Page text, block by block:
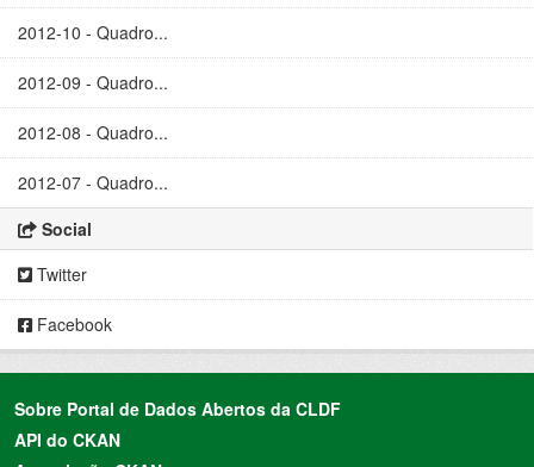
2012-10 - Quadro...
2012-09 - Quadro...
2012-08 - Quadro...
2012-07 - Quadro...
Social
Twitter
Facebook
Sobre Portal de Dados Abertos da CLDF
API do CKAN